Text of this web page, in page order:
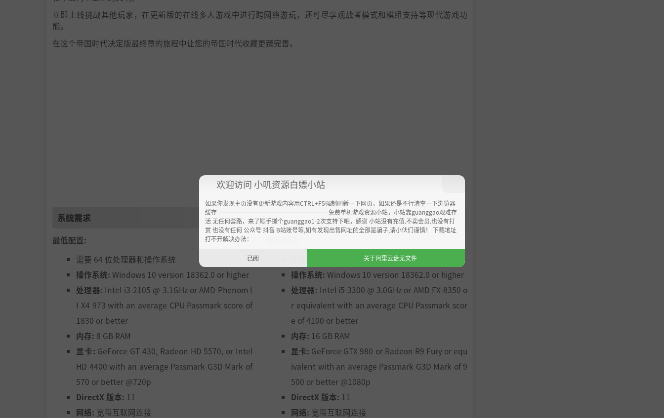
立即上线挑战其他玩家，在更新版的在线多人游戏中进行跨网络游玩，还可尽享观战者模式和模组支持等现代游戏功
能。
在这个帝国时代决定版最终章的旅程中让您的帝国时代收藏更臻完善。
系统需求
最低配置:
需要 64 位处理器和操作系统
操作系统: Windows 10 version 18362.0 or higher
处理器: Intel i3-2105 @ 3.1GHz or AMD Phenom I
I X4 973 with an average CPU Passmark score of
1830 or better
内存: 8 GB RAM
显卡: GeForce GT 430, Radeon HD 5570, or Intel
HD 4400 with an average Passmark G3D Mark of
570 or better @720p
DirectX 版本: 11
网络: 宽带互联网连接
需要 64 位处理器和操作系统
操作系统: Windows 10 version 18362.0 or higher
处理器: Intel i5-3300 @ 3.0GHz or AMD FX-8350 o
r equivalent with an average CPU Passmark scor
e of 4100 or better
内存: 16 GB RAM
显卡: GeForce GTX 980 or Radeon R9 Fury or equ
ivalent with an average Passmark G3D Mark of 9
500 or better @1080p
DirectX 版本: 11
网络: 宽带互联网连接
欢迎访问 小叽资源白嫖小站
如果你发现主页没有更新游戏内容用CTRL+F5强制刷新一下网页，如果还是不行清空一下浏览器
缓存 ------------------------------------------------------- 免费单机游戏资源小站，小站靠guanggao艰难存
活 无任何套路，来了顺手搓个guanggao1-2次支持下吧，感谢 小站没有充值.不卖会员.也没有打
赏 也没有任何 公众号 抖音 B站账号等,如有发现出售网址的全部是骗子,请小伙们谨慎！ 下载地址
打不开解决办法：
已阅 关于阿里云盘无文件